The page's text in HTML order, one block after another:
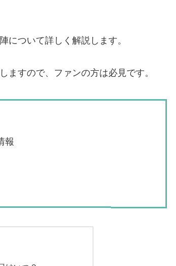
について詳しく解説します。
ますので、ファンの方は必見です。
報